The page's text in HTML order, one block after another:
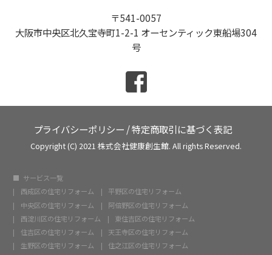
〒541-0057
大阪市中央区北久宝寺町1-2-1 オーセンティック東船場304
号
プライバシーポリシー /特定商取引に基づく表記
Copyright (C) 2021 株式会社健康創生館. All rights Reserved.
サービス一覧
西成区の住宅リフォーム
平野区の住宅リフォーム
中央区の住宅リフォーム
阿倍野区の住宅リフォーム
西淀川区の住宅リフォーム
東住吉区の住宅リフォーム
住吉区の住宅リフォーム
天王寺区の住宅リフォーム
生野区の住宅リフォーム
住之江区の住宅リフォーム